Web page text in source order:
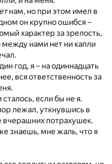
нам, но при этом имел в
он крупно ошибся –
характер за зрелость,
между нами нет ни капли
год, я – на одиннадцать
вся ответственность за
если бы не я.
лежал, уткнувшись в
вчерашних потрахушек.
знаешь, мне жаль, что я